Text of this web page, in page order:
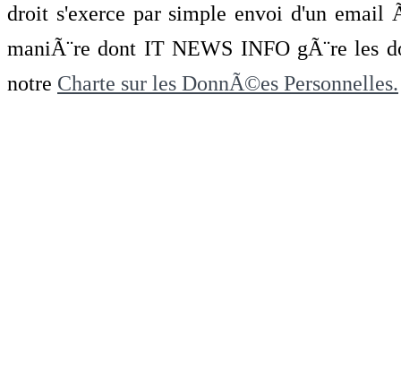
droit s'exerce par simple envoi d'un
maniÃ¨re dont IT NEWS INFO gÃ¨re les
notre Charte sur les DonnÃ©es Personnelles.